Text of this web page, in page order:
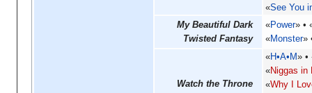
«See You
My Beautiful Dark
Twisted Fantasy
«Power»
«Monster»
Watch the Throne
«H•A•M»
«Niggas in
«Why I